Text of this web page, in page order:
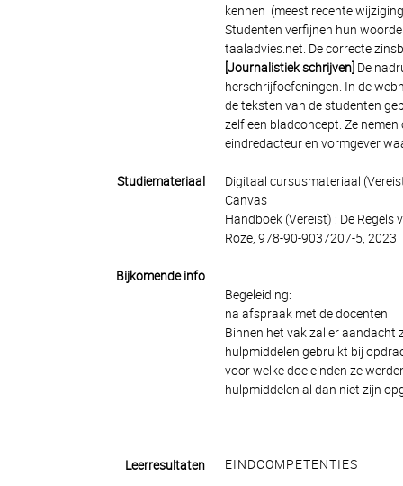
kennen (meest recente
Studenten verfijnen hun
taaladvies.net. De correcte
[Journalistiek schrijven] De
herschrijfoefeningen. In de
de teksten van de studenten
zelf een bladconcept. Ze
eindredacteur en vormgever
Studiemateriaal
Digitaal cursusmateriaal
Canvas
Handboek (Vereist) : De
Roze, 978-90-9037207-5, 2023
Bijkomende info
Begeleiding:
na afspraak met de docenten
Binnen het vak zal er aandacht
hulpmiddelen gebruikt bij
voor welke doeleinden ze
hulpmiddelen al dan niet zijn
Leerresultaten EINDCOMPETENTIES